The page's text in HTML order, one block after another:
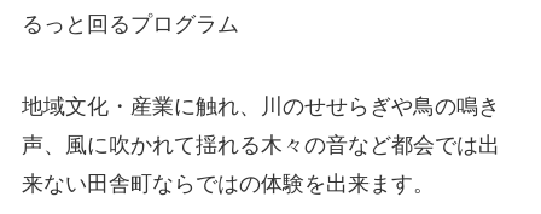
るっと回るプログラム
地域文化・産業に触れ、川のせせらぎや鳥の鳴き
声、風に吹かれて揺れる木々の音など都会では出
来ない田舎町ならではの体験を出来ます。